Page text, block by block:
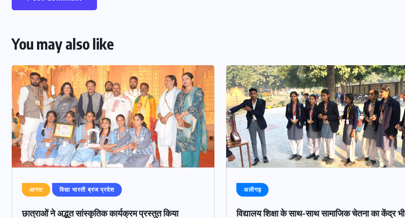
You may also like
आगरा विद्या भारती ब्रज प्रदेश
छात्राओं ने अद्भुत सांस्कृतिक कार्यक्रम प्रस्तुत किया
अलीगढ़
विद्यालय शिक्षा के साथ-साथ सामाजिक चेतना का केंद्र भी
शाहजहांपुर
संजय विद्या मंदिर में जिला स्तरीय तीरंदाजी
प्रतियोगिता संपन्न
JULY 23, 2026
एटा विद्या भारती ब्रज प्रदेश
संस्कारयुक्त शिक्षा ही श्रेष्ठ नागरिकों का
निर्माण करती है – महेंद्र जी
JULY 31, 2026